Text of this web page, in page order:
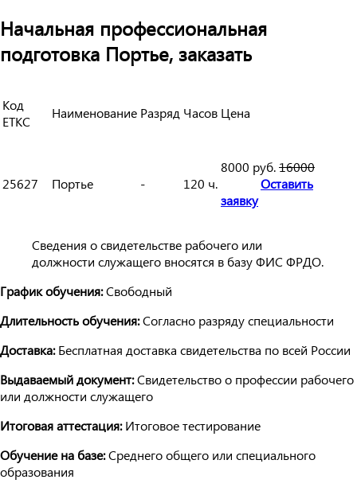
Начальная профессиональная
подготовка Портье, заказать
Код
ЕТКС
Наименование Разряд Часов Цена
25627 Портье - 120 ч.
8000 руб.16000
Оставить
заявку
Сведения о свидетельстве рабочего или
должности служащего вносятся в базу ФИС ФРДО.
График обучения:Свободный
Длительность обучения:Согласно разряду специальности
Доставка:Бесплатная доставка свидетельства по всей России
Выдаваемый документ:Свидетельство о профессии рабочего
или должности служащего
Итоговая аттестация:Итоговое тестирование
Обучение на базе:Среднего общего или специального
образования